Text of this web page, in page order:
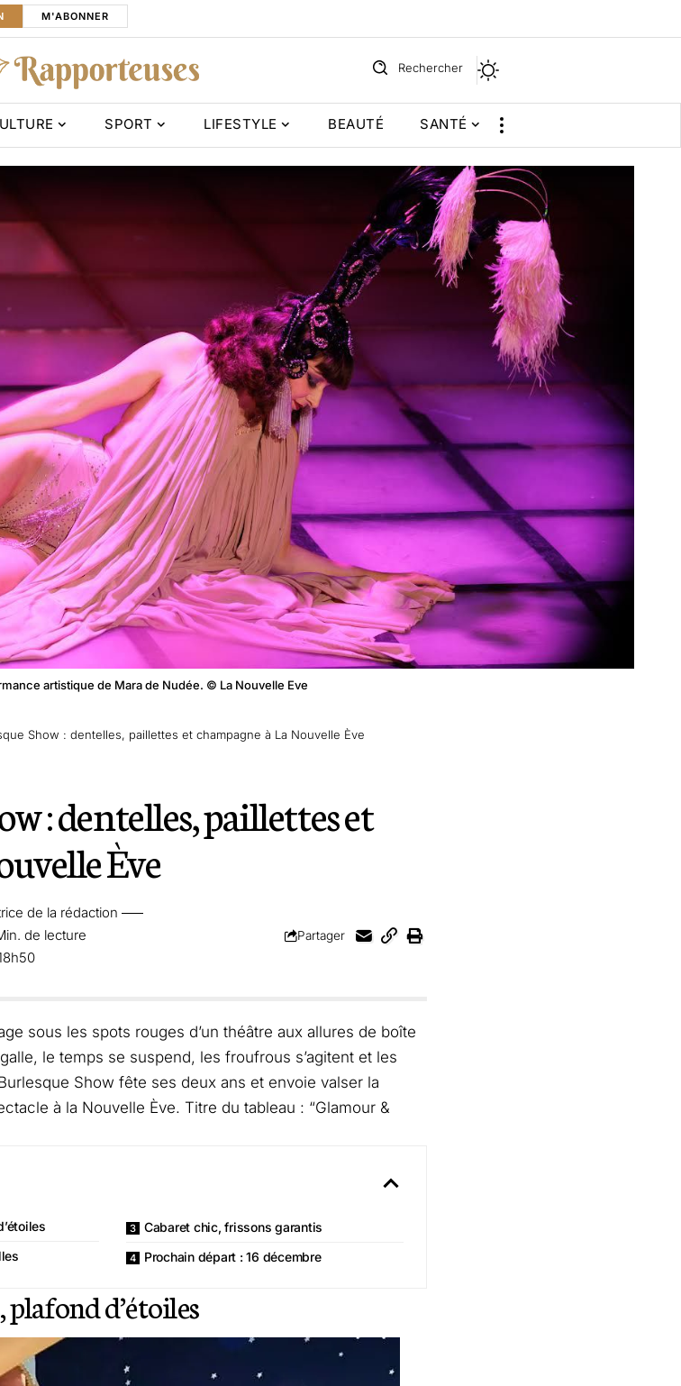
M'ABONNER
Rechercher
SPORT LIFESTYLE BEAUTÉ SANTÉ
artistique de Mara de Nudée. © La Nouvelle Eve
Show : dentelles, paillettes et champagne à La Nouvelle Ève
: dentelles, paillettes et
Ève
de la rédaction
de lecture Partager
sous les spots rouges d’un théâtre aux allures de boîte
le temps se suspend, les froufrous s’agitent et les
Show fête ses deux ans et envoie valser la
à la Nouvelle Ève. Titre du tableau : “Glamour &
Cabaret chic, frissons garantis
Prochain départ : 16 décembre
plafond d’étoiles